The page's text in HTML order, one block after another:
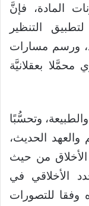
المادة، فإنَّ
التنظير
ورسم مسارات
بعقلانيَّة
وتحسُّبًا
والعهد الحديث،
من حيث
الأخلاقي في
وفقا للتصورات